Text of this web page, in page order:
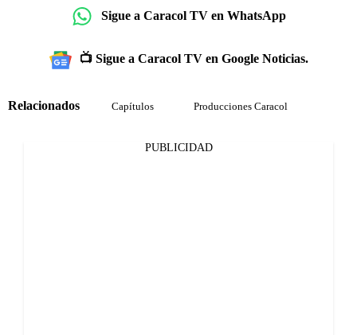
Sigue a Caracol TV en WhatsApp
📺 Sigue a Caracol TV en Google Noticias.
Relacionados Capítulos Producciones Caracol
PUBLICIDAD